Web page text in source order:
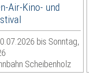
Air-Kino- und
bis Sonntag,
Scheibenholz